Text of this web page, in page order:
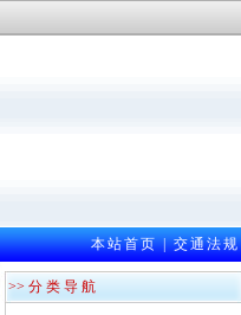
本站首页|交通法规
>> 分 类 导 航